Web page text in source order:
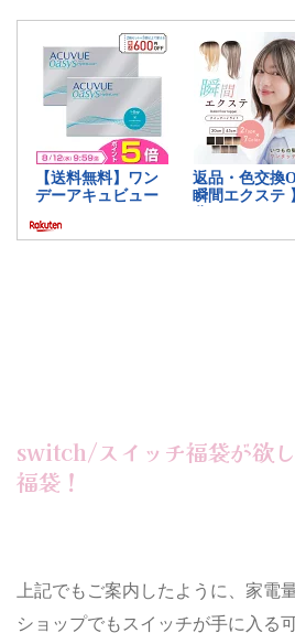
switch/スイッチ福袋が欲
福袋！
上記でもご案内したように、家電
ショップでもスイッチが手に入る